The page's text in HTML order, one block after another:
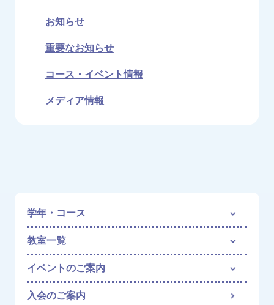
お知らせ
重要なお知らせ
コース・イベント情報
メディア情報
学年・コース
教室一覧
イベントのご案内
入会のご案内